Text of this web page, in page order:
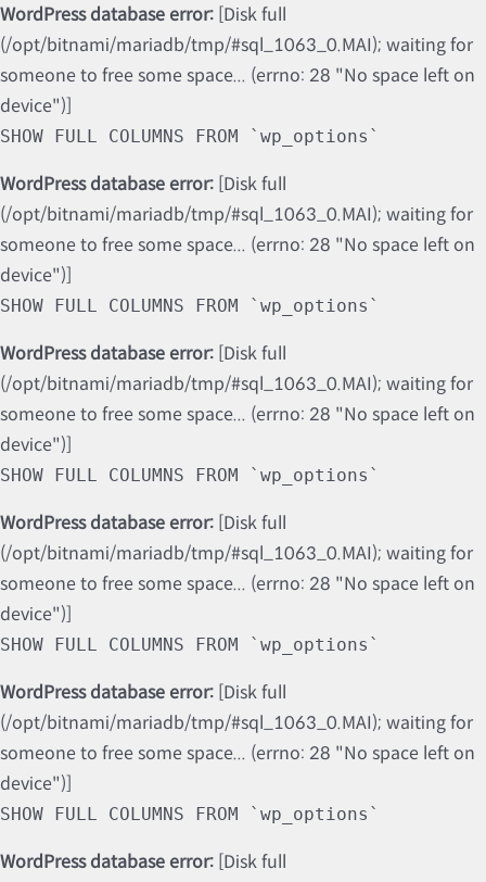
WordPress database error: [Disk full
(/opt/bitnami/mariadb/tmp/#sql_1063_0.MAI); waiting for
someone to free some space... (errno: 28 "No space left on
device")]
SHOW FULL COLUMNS FROM `wp_options`
WordPress database error: [Disk full
(/opt/bitnami/mariadb/tmp/#sql_1063_0.MAI); waiting for
someone to free some space... (errno: 28 "No space left on
device")]
SHOW FULL COLUMNS FROM `wp_options`
WordPress database error: [Disk full
(/opt/bitnami/mariadb/tmp/#sql_1063_0.MAI); waiting for
someone to free some space... (errno: 28 "No space left on
device")]
SHOW FULL COLUMNS FROM `wp_options`
WordPress database error: [Disk full
(/opt/bitnami/mariadb/tmp/#sql_1063_0.MAI); waiting for
someone to free some space... (errno: 28 "No space left on
device")]
SHOW FULL COLUMNS FROM `wp_options`
WordPress database error: [Disk full
(/opt/bitnami/mariadb/tmp/#sql_1063_0.MAI); waiting for
someone to free some space... (errno: 28 "No space left on
device")]
SHOW FULL COLUMNS FROM `wp_options`
WordPress database error: [Disk full